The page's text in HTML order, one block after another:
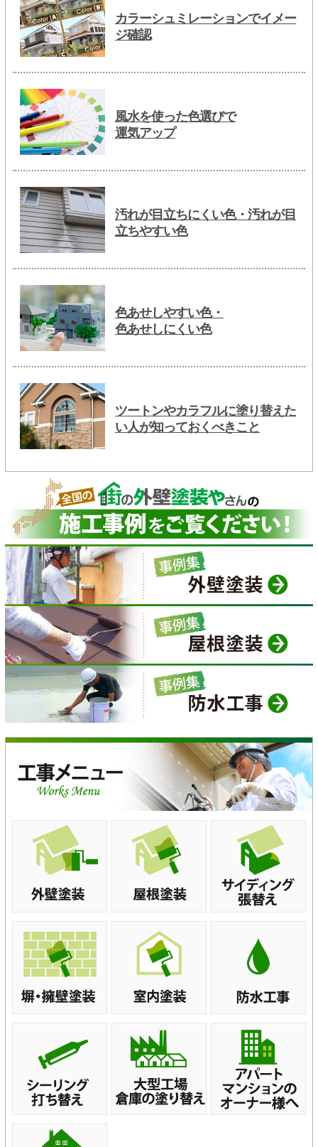
カラーシュミレーションでイメー
ジ確認
風水を使った色選びで
運気アップ
汚れが目立ちにくい色・汚れが目
立ちやすい色
色あせしやすい色・
色あせしにくい色
ツートンやカラフルに塗り替えた
い人が知っておくべきこと